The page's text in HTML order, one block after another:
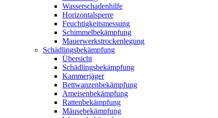
Wasserschadenhilfe
Horizontalsperre
Feuchtigkeitsmessung
Schimmelbekämpfung
Mauerwerkstrockenlegung
Schädlingsbekämpfung
Übersicht
Schädlingsbekämpfung
Kammerjäger
Bettwanzenbekämpfung
Ameisenbekämpfung
Rattenbekämpfung
Mäusebekämpfung